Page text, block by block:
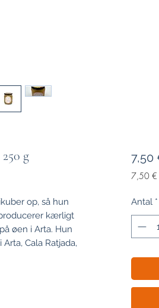
g
op, så hun
kærligt
øen i Arta. Hun
Cala Ratjada,
7,50
7,50 €
pr.
Antal *